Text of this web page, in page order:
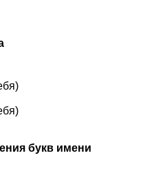
букв имени